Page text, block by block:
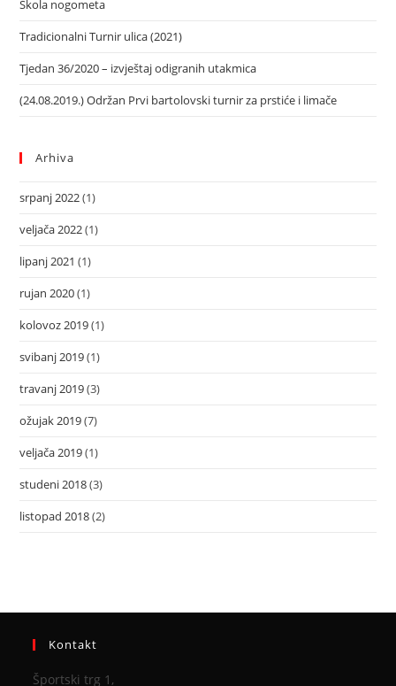
Škola nogometa
Tradicionalni Turnir ulica (2021)
Tjedan 36/2020 – izvještaj odigranih utakmica
(24.08.2019.) Održan Prvi bartolovski turnir za prstiće i limače
Arhiva
srpanj 2022(1)
veljača 2022(1)
lipanj 2021 (1)
rujan 2020(1)
kolovoz 2019(1)
svibanj 2019(1)
travanj 2019(3)
ožujak 2019(7)
veljača 2019(1)
studeni 2018(3)
listopad 2018(2)
Kontakt
Športski trg 1,